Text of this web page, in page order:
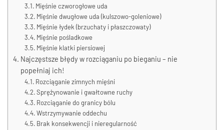
Mięśnie czworogłowe uda
Mięśnie dwugłowe uda (kulszowo-goleniowe)
Mięśnie łydek (brzuchaty i płaszczowaty)
Mięśnie pośladkowe
Mięśnie klatki piersiowej
Najczęstsze błędy w rozciąganiu po bieganiu – nie
popełniaj ich!
Rozciąganie zimnych mięśni
Sprężynowanie i gwałtowne ruchy
Rozciąganie do granicy bólu
Wstrzymywanie oddechu
Brak konsekwencji i nieregularność